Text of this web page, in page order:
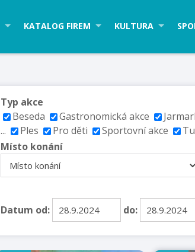
KATALOG FIREM KULTURA
Typ akce
Beseda
Gastronomická akce
...
Ples Pro děti Sportovní akce
Místo konání
Datum od: do: